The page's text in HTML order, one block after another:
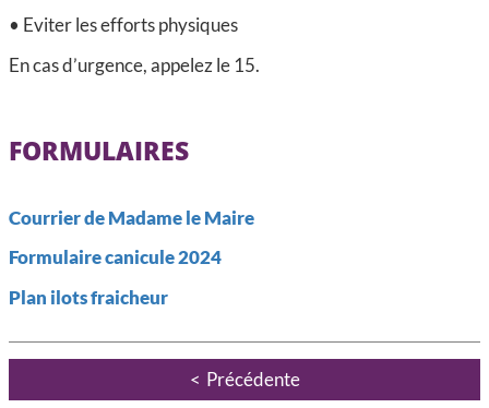
• Eviter les efforts physiques
En cas d’urgence, appelez le 15.
FORMULAIRES
Courrier de Madame le Maire
Formulaire canicule 2024
Plan ilots fraicheur
Précédente